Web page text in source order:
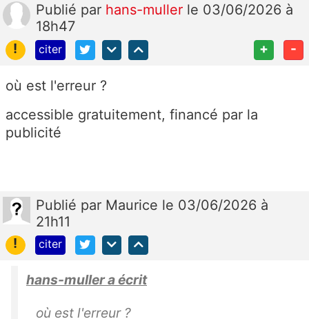
Publié par hans-muller le 03/06/2026 à
18h47
!
citer + -
où est l'erreur ?
accessible gratuitement, financé par la
publicité
Publié par Maurice le 03/06/2026 à
21h11
!
citer
hans-muller a écrit
où est l'erreur ?